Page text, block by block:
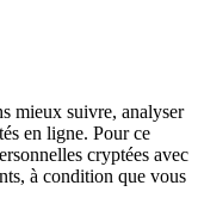
mieux suivre, analyser
en ligne. Pour ce
cryptées avec
à condition que vous